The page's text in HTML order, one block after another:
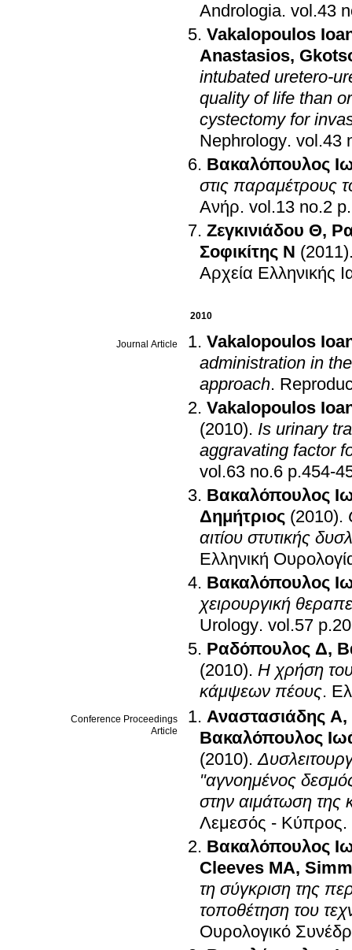
Andrologia.
Vakalopoulos
Anastasios,
intubated uretero-
quality of life than
cystectomy for
Nephrology.
Βακαλόπουλος
στις παραμέτρους
Ανήρ.
Ζεγκινιάδου Θ,
Σοφικίτης Ν (2011)
Αρχεία Ελληνικής
2010
Journal Article
Vakalopoulos
administration in
approach.
Vakalopoulos
(2010). Is urinary
aggravating factor
vol.63 no.6
Βακαλόπουλος
Δημήτριος (2010).
αιτίου στυτικής
Ελληνική
Βακαλόπουλος
χειρουργική
Urology.
vol.57
Ραδόπουλος Δ,
(2010). Η χρήση
κάμψεων πέους.
Conference Proceedings
Article
Αναστασιάδης Α,
Βακαλόπουλος
(2010).
"αγνοημένος
στην αιμάτωση της
Λεμεσός - Κύπρος.
Βακαλόπουλος
Cleeves MA,
τη σύγκριση της
τοποθέτηση του
Ουρολογικό